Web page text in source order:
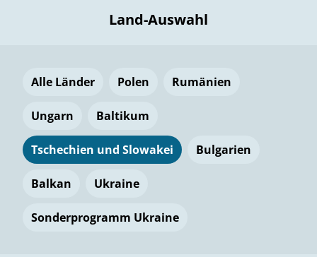
Land-Auswahl
Alle Länder Polen Rumänien
Ungarn Baltikum
Tschechien und Slowakei Bulgarien
Balkan Ukraine
Sonderprogramm Ukraine